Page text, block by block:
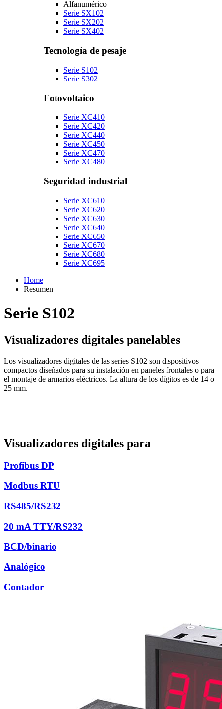
Alfanumérico
Serie SX102
Serie SX202
Serie SX402
Tecnología de pesaje
Serie S102
Serie S302
Fotovoltaico
Serie XC410
Serie XC420
Serie XC440
Serie XC450
Serie XC470
Serie XC480
Seguridad industrial
Serie XC610
Serie XC620
Serie XC630
Serie XC640
Serie XC650
Serie XC670
Serie XC680
Serie XC695
Home
Resumen
Serie S102
Visualizadores digitales panelables
Los visualizadores digitales de las series S102 son dispositivos
compactos diseñados para su instalación en paneles frontales o para
el montaje de armarios eléctricos. La altura de los dígitos es de 14 o
25 mm.
Visualizadores digitales para
Profibus DP
Modbus RTU
RS485/RS232
20 mA TTY/RS232
BCD/binario
Analógico
Contador